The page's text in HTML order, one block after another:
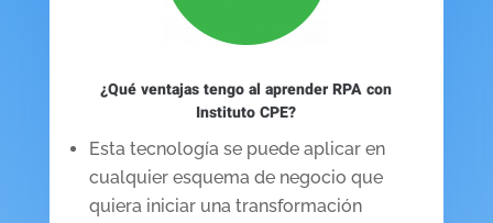
¿Qué ventajas tengo al aprender RPA con
Instituto CPE?
Esta tecnología se puede aplicar en
cualquier esquema de negocio que
quiera iniciar una transformación